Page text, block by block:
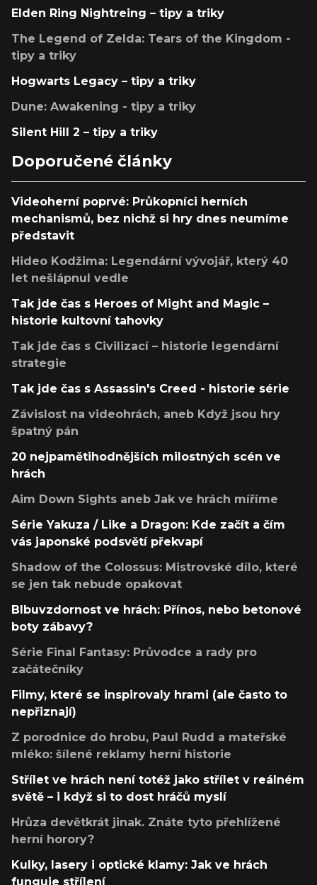
Elden Ring Nightreing – tipy a triky
The Legend of Zelda: Tears of the Kingdom -
tipy a triky
Hogwarts Legacy – tipy a triky
Dune: Awakening - tipy a triky
Silent Hill 2 – tipy a triky
Doporučené články
Videoherní poprvé: Průkopníci herních
mechanismů, bez nichž si hry dnes neumíme
představit
Hideo Kodžima: Legendární vývojář, který 40
let nešlápnul vedle
Tak jde čas s Heroes of Might and Magic –
historie kultovní tahovky
Tak jde čas s Civilizací – historie legendární
strategie
Tak jde čas s Assassin's Creed - historie série
Závislost na videohrách, aneb Když jsou hry
špatný pán
20 nejpamětihodnějších milostných scén ve
hrách
Aim Down Sights aneb Jak ve hrách míříme
Série Yakuza / Like a Dragon: Kde začít a čím
vás japonské podsvětí překvapí
Shadow of the Colossus: Mistrovské dílo, které
se jen tak nebude opakovat
Blbuvzdornost ve hrách: Přínos, nebo betonové
boty zábavy?
Série Final Fantasy: Průvodce a rady pro
začátečníky
Filmy, které se inspirovaly hrami (ale často to
nepřiznají)
Z porodnice do hrobu, Paul Rudd a mateřské
mléko: šílené reklamy herní historie
Střílet ve hrách není totéž jako střílet v reálném
světě – i když si to dost hráčů myslí
Hrůza devětkrát jinak. Znáte tyto přehlížené
herní horory?
Kulky, lasery i optické klamy: Jak ve hrách
funguje střílení